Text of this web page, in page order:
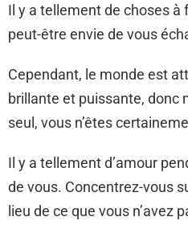
Il y a tellement de choses à
peut-être envie de vous
Cependant, le monde est
brillante et puissante, donc
seul, vous n’êtes
Il y a tellement d’amour
de vous. Concentrez-vous
lieu de ce que vous n’avez